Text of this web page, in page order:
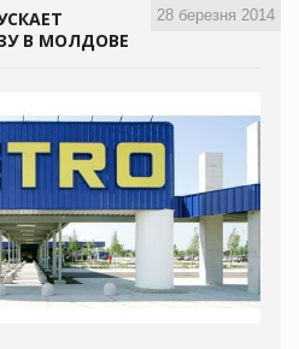
28 березня 2014
В МОЛДОВЕ